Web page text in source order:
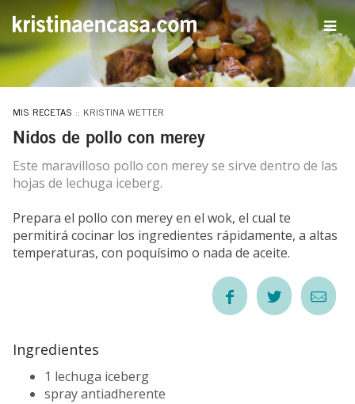
MIS RECETAS :: KRISTINA WETTER
Nidos de pollo con merey
Este maravilloso pollo con merey se sirve dentro de las
hojas de lechuga iceberg.
Prepara el pollo con merey en el wok, el cual te
permitirá cocinar los ingredientes rápidamente, a altas
temperaturas, con poquísimo o nada de aceite.
Ingredientes
1 lechuga iceberg
spray antiadherente